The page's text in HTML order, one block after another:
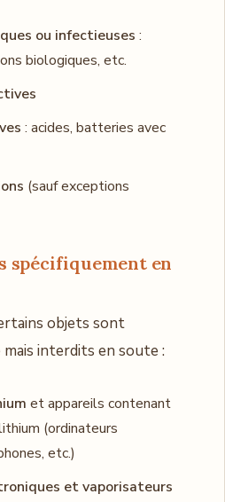
ou infectieuses :
biologiques, etc.
: acides, batteries avec
(sauf exceptions
spécifiquement en
objets sont
interdits en soute :
et appareils contenant
(ordinateurs
etc.)
et vaporisateurs